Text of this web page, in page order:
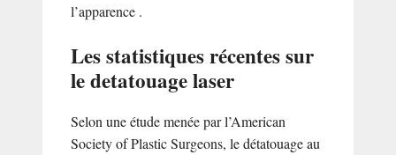
l’apparence .
Les statistiques récentes sur
le detatouage laser
Selon une étude menée par l’American
Society of Plastic Surgeons, le détatouage au